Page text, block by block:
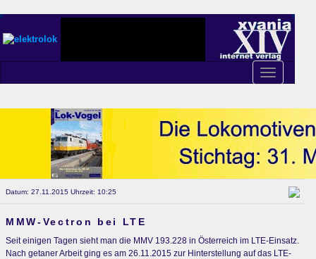
Toggle
navigation
Datum: 27.11.2015 Uhrzeit: 10:25
MMW-Vectron bei LTE
Seit einigen Tagen sieht man die MMV 193.228 in Österreich im LTE-Einsatz.
Nach getaner Arbeit ging es am 26.11.2015 zur Hinterstellung auf das LTE-